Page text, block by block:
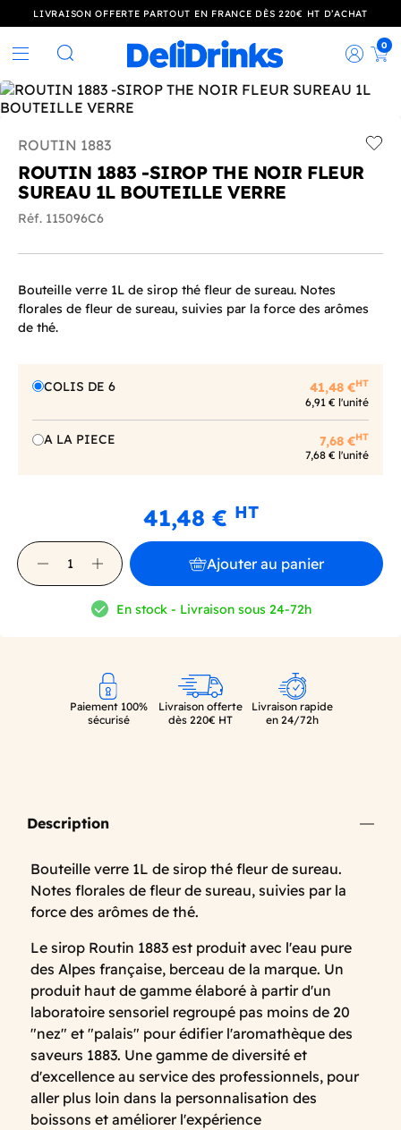
LIVRAISON OFFERTE PARTOUT EN FRANCE DÈS 220€ HT D’ACHAT
Rechercher
0
ROUTIN 1883
ROUTIN 1883 -SIROP THE NOIR FLEUR
SUREAU 1L BOUTEILLE VERRE
Réf. 115096C6
Bouteille verre 1L de sirop thé fleur de sureau. Notes
florales de fleur de sureau, suivies par la force des arômes
de thé.
COLIS DE 6 41,48 €HT
6,91 € l'unité
A LA PIECE 7,68 €HT
7,68 € l'unité
41,48 € HT
Ajouter au panier
En stock - Livraison sous 24-72h
Paiement 100%
sécurisé
Livraison offerte
dès 220€ HT
Livraison rapide
en 24/72h
Description
Bouteille verre 1L de sirop thé fleur de sureau.
Notes florales de fleur de sureau, suivies par la
force des arômes de thé.
Le sirop Routin 1883 est produit avec l'eau pure
des Alpes française, berceau de la marque. Un
produit haut de gamme élaboré à partir d'un
laboratoire sensoriel regroupé pas moins de 20
"nez" et "palais" pour édifier l'aromathèque des
saveurs 1883. Une gamme de diversité et
d'excellence au service des professionnels, pour
aller plus loin dans la personnalisation des
boissons et améliorer l'expérience